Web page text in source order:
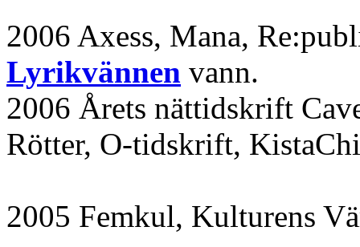
2006 Axess, Mana,
Lyrikvännen vann.
2006 Årets nättidskrift
Rötter, O-tidskrift,
2005 Femkul, Kulturens